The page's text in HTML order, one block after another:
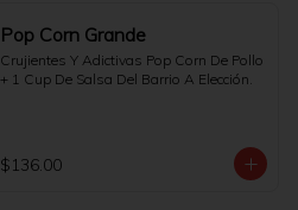
Pop Corn Grande
Crujientes Y Adictivas Pop Corn De Pollo
+ 1 Cup De Salsa Del Barrio A Elección.
$136.00